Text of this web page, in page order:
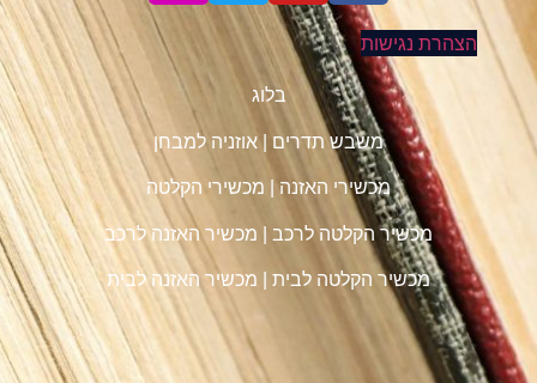
הצהרת נגישות
בלוג
משבש תדרים |אוזניה למבחן
מכשירי האזנה| מכשירי הקלטה
מכשיר הקלטה לרכב מכשיר האזנה לרכב
מכשיר הקלטה לבית מכשיר האזנה לבית